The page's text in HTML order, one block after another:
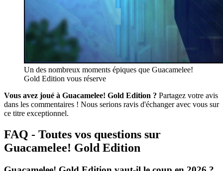
Un des nombreux moments épiques que Guacamelee!
Gold Edition vous réserve
Vous avez joué à Guacamelee! Gold Edition ? Partagez votre avis
dans les commentaires ! Nous serions ravis d'échanger avec vous sur
ce titre exceptionnel.
FAQ - Toutes vos questions sur
Guacamelee! Gold Edition